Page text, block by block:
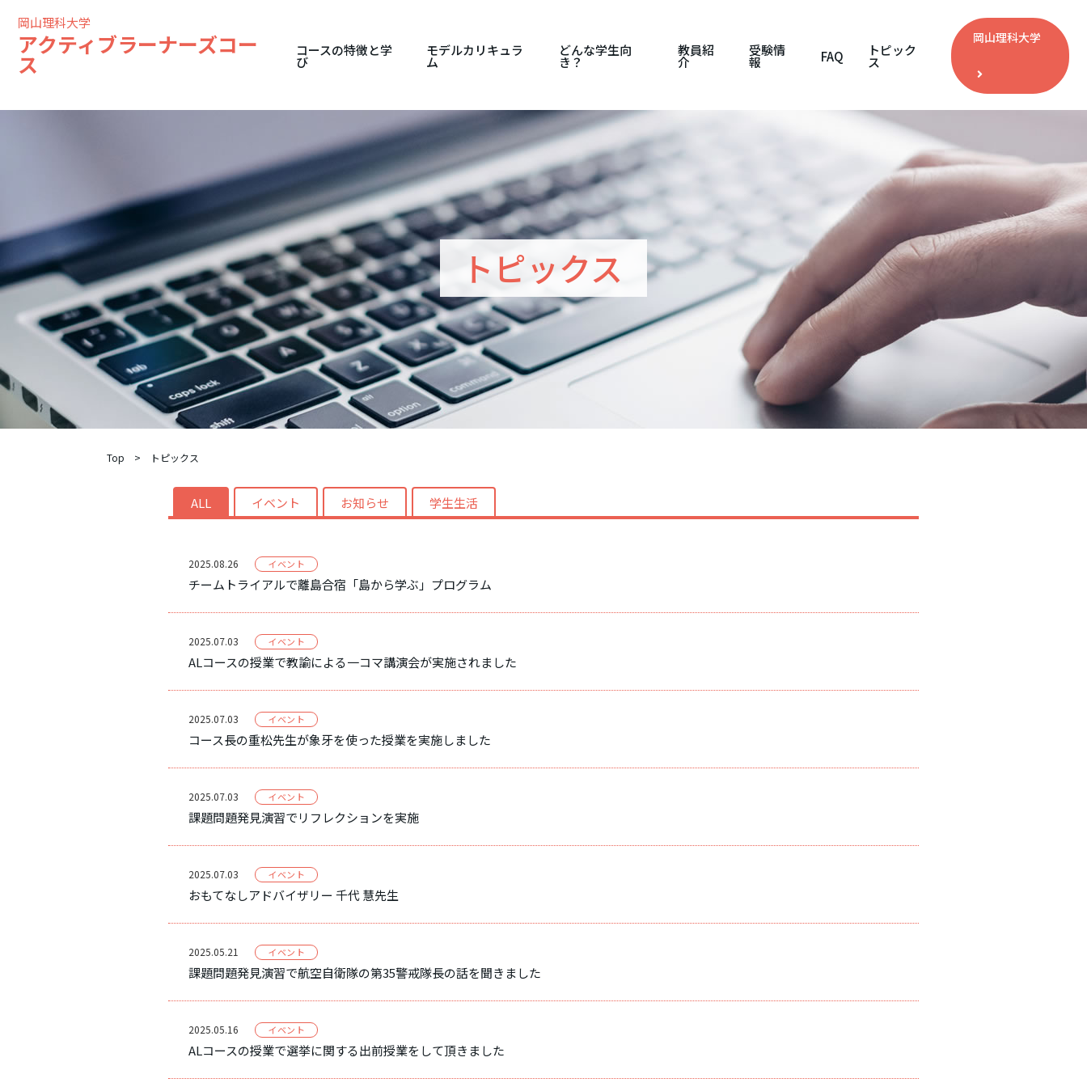
岡山理科大学
アクティブラーナーズコー
ス コースの特徴と学
び
モデルカリキュラ
ム
どんな学生向
き？
教員紹
介
受験情
報 FAQ トピック
ス
岡山理科大学
トピックス
Top > トピックス
ALL イベント お知らせ 学生生活
2025.08.26 イベント
チームトライアルで離島合宿「島から学ぶ」プログラム
2025.07.03 イベント
ALコースの授業で教諭による一コマ講演会が実施されました
2025.07.03 イベント
コース長の重松先生が象牙を使った授業を実施しました
2025.07.03 イベント
課題問題発見演習でリフレクションを実施
2025.07.03 イベント
おもてなしアドバイザリー 千代 慧先生
2025.05.21 イベント
課題問題発見演習で航空自衛隊の第35警戒隊長の話を聞きました
2025.05.16 イベント
ALコースの授業で選挙に関する出前授業をして頂きました